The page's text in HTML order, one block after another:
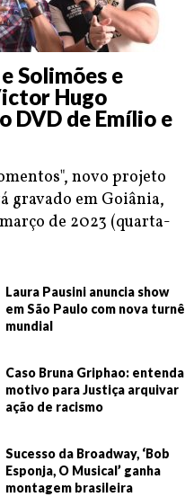
Solimões e
Hugo
DVD de Emílio e
novo projeto
gravado em Goiânia,
de 2023 (quarta-
Laura Pausini anuncia show
em São Paulo com nova turnê
mundial
Caso Bruna Griphao: entenda
motivo para Justiça arquivar
ação de racismo
Sucesso da Broadway, ‘Bob
Esponja, O Musical’ ganha
montagem brasileira